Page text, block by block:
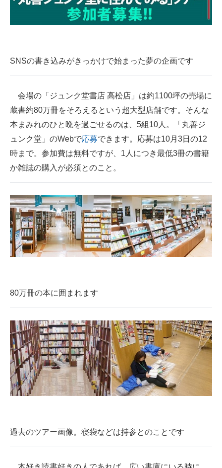
ITエンジニア向け専門サイト
企業向けIT製品の総合サイト
エレクトロニクス専門サイト
エネルギーの専門メディア
ちょっと気になるネットの話題
SNSの書き込みがきっかけで始まった夢の企画です
会場の「ジュンク堂書店 高松店」は約1100坪の売場に
蔵書約80万冊をそろえるという超大型店舗です。そんな
本まみれのひと晩を過ごせるのは、5組10人。「丸善ジ
ュンク堂」のWebで応募できます。応募は10月3日の12
時まで。参加費は無料ですが、1人につき最低3冊の書籍
か雑誌の購入が必須とのこと。
80万冊の本に囲まれます
過去のツアー画像。寝袋などは持参とのことです